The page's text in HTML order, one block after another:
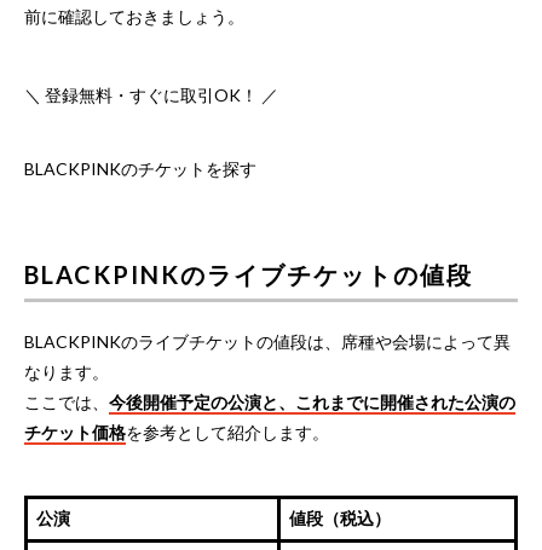
前に確認しておきましょう。
＼ 登録無料・すぐに取引OK！ ／
BLACKPINKのチケットを探す
BLACKPINKのライブチケットの値段
BLACKPINKのライブチケットの値段は、席種や会場によって異
なります。
ここでは、 今後開催予定の公演と、これまでに開催された公演の
チケット価格を参考として紹介します。
公演 値段（税込）